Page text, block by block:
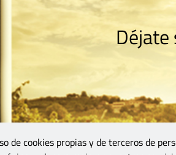
de cookies propias y de terceros de